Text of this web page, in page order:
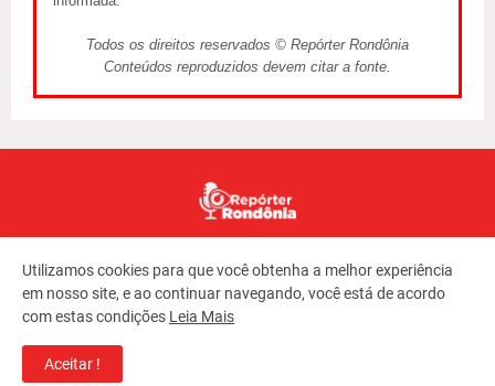
Todos os direitos reservados © Repórter Rondônia
Conteúdos reproduzidos devem citar a fonte.
Utilizamos cookies para que você obtenha a melhor experiência
em nosso site, e ao continuar navegando, você está de acordo
com estas condições Leia Mais
Aceitar !